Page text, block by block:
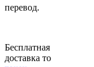
перевод.
Бесплатная
доставка то